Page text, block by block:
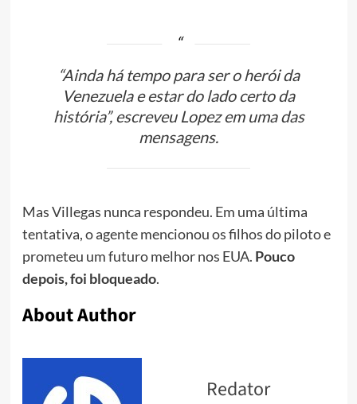
“Ainda há tempo para ser o herói da
Venezuela e estar do lado certo da
história”, escreveu Lopez em uma das
mensagens.
Mas Villegas nunca respondeu. Em uma última
tentativa, o agente mencionou os filhos do piloto e
prometeu um futuro melhor nos EUA. Pouco
depois, foi bloqueado.
About Author
Redator